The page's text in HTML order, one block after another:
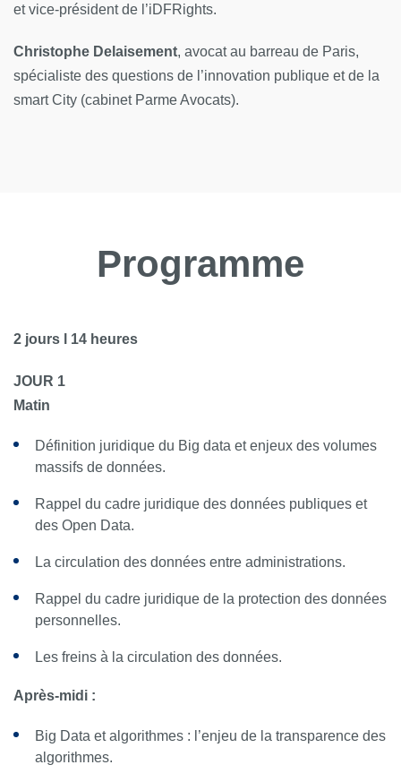
et vice-président de l’iDFRights.
Christophe Delaisement, avocat au barreau de Paris,
spécialiste des questions de l’innovation publique et de la
smart City (cabinet Parme Avocats).
Programme
2 jours l 14 heures
JOUR 1
Matin
Définition juridique du Big data et enjeux des volumes
massifs de données.
Rappel du cadre juridique des données publiques et
des Open Data.
La circulation des données entre administrations.
Rappel du cadre juridique de la protection des données
personnelles.
Les freins à la circulation des données.
Après-midi :
Big Data et algorithmes : l’enjeu de la transparence des
algorithmes.